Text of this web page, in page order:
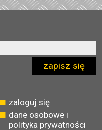
zapisz się
zaloguj się
dane osobowe i
polityka prywatności